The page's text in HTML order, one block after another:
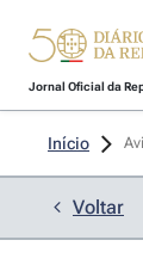
Jornal Oficial da
Início
Voltar